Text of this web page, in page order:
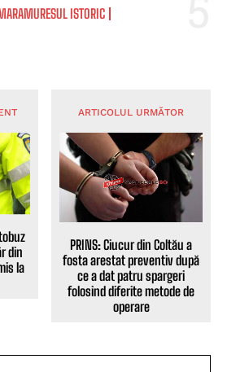
ISTORIC
din
la
ARTICOLUL URMĂTOR
PRINS: Ciucur din Coltău a
fosta arestat preventiv după
ce a dat patru spargeri
folosind diferite metode de
operare